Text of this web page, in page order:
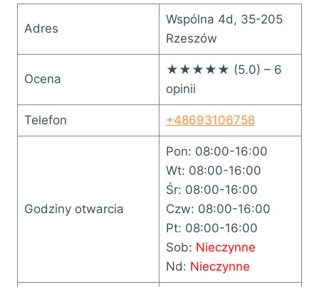
Adres
Wspólna 4d, 35-205
Rzeszów
Ocena
★★★★★ (5.0) – 6
opinii
Telefon +48693106758
Godziny otwarcia
Pon: 08:00-16:00
Wt: 08:00-16:00
Śr: 08:00-16:00
Czw: 08:00-16:00
Pt: 08:00-16:00
Sob: Nieczynne
Nd: Nieczynne